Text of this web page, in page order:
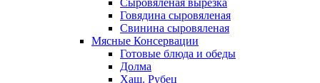
Сыровяленая вырезка
Говядина сыровяленая
Свинина сыровяленая
Мясные Консервации
Готовые блюда и обеды
Долма
Хаш. Рубец